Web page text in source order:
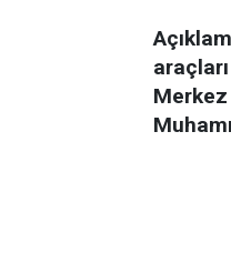
Merkez